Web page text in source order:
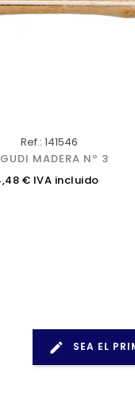
Ref.: 141546
MADERA Nº 3
€ IVA incluido
SEA EL